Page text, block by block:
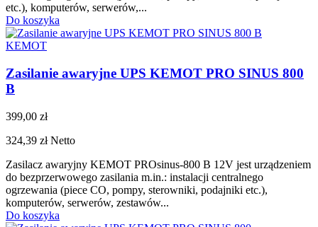
etc.), komputerów, serwerów,...
Do koszyka
KEMOT
Zasilanie awaryjne UPS KEMOT PRO SINUS 800
B
399,00 zł
324,39 złNetto
Zasilacz awaryjny KEMOT PROsinus-800 B 12V jest urządzeniem
do bezprzerwowego zasilania m.in.: instalacji centralnego
ogrzewania (piece CO, pompy, sterowniki, podajniki etc.),
komputerów, serwerów, zestawów...
Do koszyka